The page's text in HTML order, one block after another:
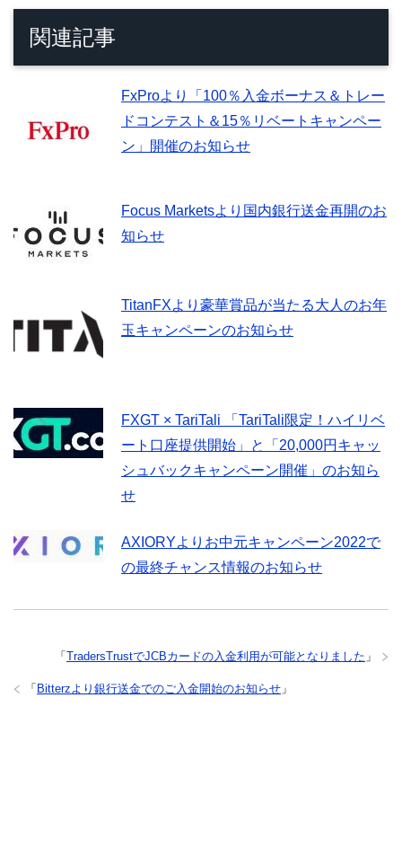
関連記事
FxProより「100％入金ボーナス＆トレー
ドコンテスト＆15％リベートキャンペー
ン」開催のお知らせ
Focus Marketsより国内銀行送金再開のお
知らせ
TitanFXより豪華賞品が当たる大人のお年
玉キャンペーンのお知らせ
FXGT × TariTali 「TariTali限定！ハイリベ
ート口座提供開始」と「20,000円キャッ
シュバックキャンペーン開催」のお知ら
せ
AXIORYよりお中元キャンペーン2022で
の最終チャンス情報のお知らせ
「 TradersTrustでJCBカードの入金利用が可能となりました 」
「 Bitterzより銀行送金でのご入金開始のお知らせ 」